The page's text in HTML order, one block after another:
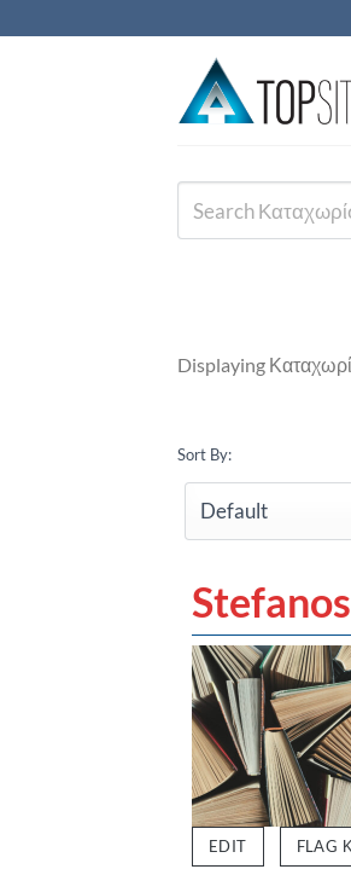
στο
Displaying
Sort By:
EDIT FLAG